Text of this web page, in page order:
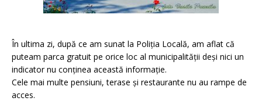
În ultima zi, după ce am sunat la Poliția Locală, am aflat că
puteam parca gratuit pe orice loc al municipalității deși nici un
indicator nu conținea această informație.
Cele mai multe pensiuni, terase și restaurante nu au rampe de
acces.